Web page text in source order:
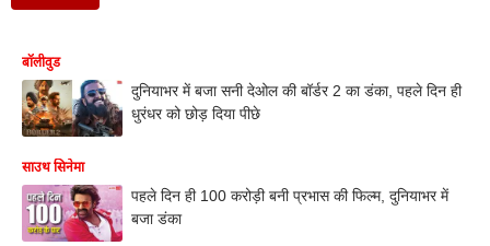
बॉलीवुड
दुनियाभर में बजा सनी देओल की बॉर्डर 2 का डंका, पहले दिन ही
धुरंधर को छोड़ दिया पीछे
साउथ सिनेमा
पहले दिन ही 100 करोड़ी बनी प्रभास की फिल्म, दुनियाभर में
बजा डंका